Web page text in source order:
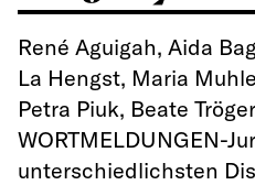
René Aguigah, Aida
La Hengst, Maria
Petra Piuk, Beate
WORTMELDUNGEN-
unterschiedlichsten